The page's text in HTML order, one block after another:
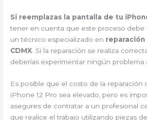
Si reemplazas la pantalla de tu
tener en cuenta que este proceso debe
un técnico especializado en reparación
CDMX. Si la reparación se realiza
deberías experimentar ningún problema
Es posible que el costo de la reparación
iPhone 12 Pro sea elevado, pero es
asegures de contratar a un profesional
que realice el trabajo utilizando piezas